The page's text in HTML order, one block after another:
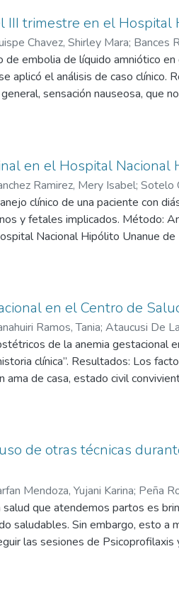
trimestre en el Hospital
Chavez, Shirley Mara; Bances
embolia de líquido amniótico
aplicó el análisis de caso
sensación nauseosa, que
de operaciones del
de Shock Hipovolémico vs
Pulmonar (TEP), Paciente
el fallecimiento de la paciente,
es una complicación severa
en el Hospital Nacional
Ramirez, Mery Isabel; Sotelo
clínico de una paciente con
y fetales implicados. Método:
Nacional Hipólito Unanue
un recién nacido de
de sínfisis púbica, mediante
precoz de la diástasis de la
quirúrgico puede ser
en el Centro de
Ramos, Tania; Ataucusi De
de la anemia gestacional
clínica”. Resultados: Los
de casa, estado civil
sociodemográficos y
de otras técnicas
Mendoza, Yujani Karina; Peña
que atendemos partos es
saludables. Sin embargo, esto
las sesiones de
y adaptarlas a las nuevas